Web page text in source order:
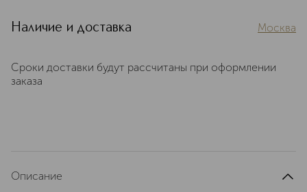
Наличие и доставка Москва
Сроки доставки будут рассчитаны при оформлении
заказа
Описание